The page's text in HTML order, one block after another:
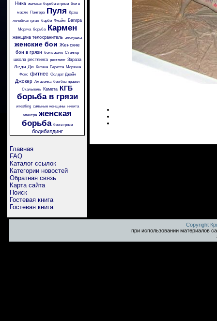
Ника женская борьба в грязи бои в
масле
Пантера Пуля
Крэш
лечебная грязь барби Флэйм Багира
Моряча борьба Кармен
женщина телохранитель аленушка
женские бои Женские
бои в грязи бои в желе Стингер
школа рестлинга рестлинг Зараза
Леди Ди Китана Беретта
Морячка
Фокс фитнес Солдат Джейн
Джокер Амазонка бои без правил
Скальпель Камета КГБ
борьба в грязи
wrestling сильные женщины никита
электра женская
борьба бои в грязи
бодибилдинг
Главная
FAQ
Каталог ссылок
Категории новостей
Обратная связь
Карта сайта
Поиск
Гостевая книга
Гостевая книга
Copyright
при использовании материалов